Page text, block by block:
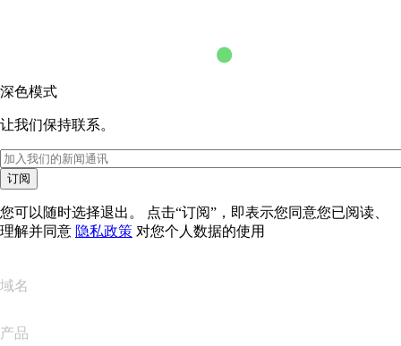
深色模式
让我们保持联系。
订阅
您可以随时选择退出。 点击“订阅”，即表示您同意您已阅读、
理解并同意 隐私政策 对您个人数据的使用
域名
产品